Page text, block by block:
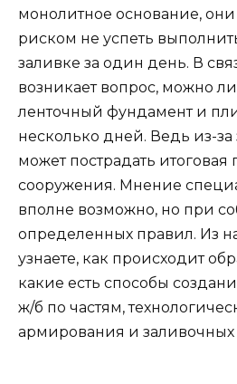
монолитное основание, они
риском не успеть
заливке за один день. В
возникает вопрос, можно ли
ленточный фундамент и
несколько дней. Ведь из-за
может пострадать итоговая
сооружения. Мнение
вполне возможно, но при
определенных правил. Из
узнаете, как происходит
какие есть способы
ж/б по частям,
армирования и заливочных